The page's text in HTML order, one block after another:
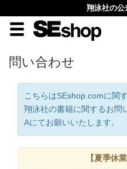
翔泳社の
問い合わせ
こちらはSEshop.comに関
翔泳社の書籍に関するお問
Aにてお願いいたします。
【夏季休